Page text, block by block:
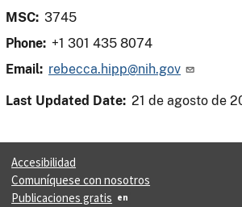
MSC: 3745
Phone: +1 301 435 8074
Email: rebecca.hipp@nih.gov
Last Updated Date: 21 de agosto de
Accesibilidad
Comuníquese con nosotros
Publicaciones gratis